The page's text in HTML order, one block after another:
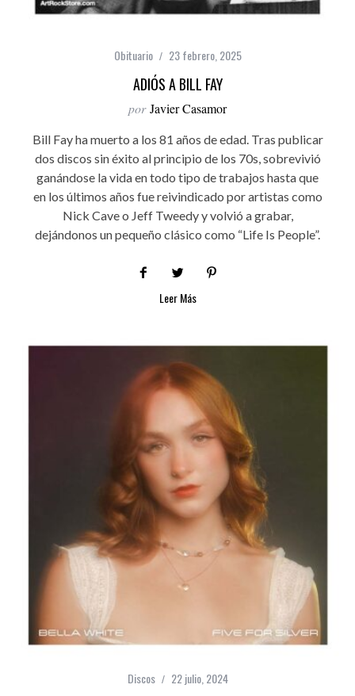
Obituario 23 febrero, 2025
ADIÓS A BILL FAY
por Javier Casamor
Bill Fay ha muerto a los 81 años de edad. Tras publicar
dos discos sin éxito al principio de los 70s, sobrevivió
ganándose la vida en todo tipo de trabajos hasta que
en los últimos años fue reivindicado por artistas como
Nick Cave o Jeff Tweedy y volvió a grabar,
dejándonos un pequeño clásico como “Life Is People”.
Leer Más
Discos 22 julio, 2024